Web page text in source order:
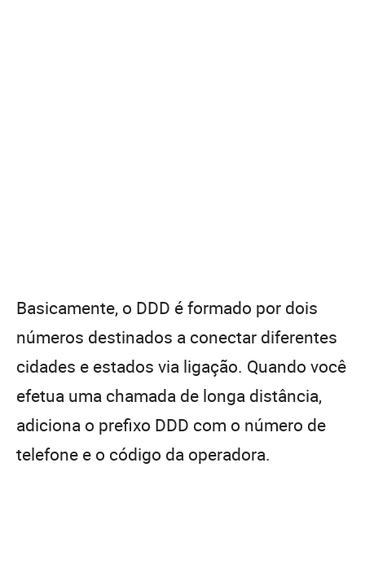
Basicamente, o DDD é formado por dois
números destinados a conectar diferentes
cidades e estados via ligação. Quando você
efetua uma chamada de longa distância,
adiciona o prefixo DDD com o número de
telefone e o código da operadora.